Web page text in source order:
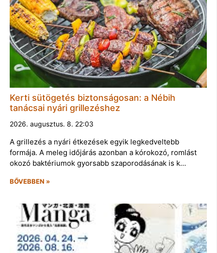
Kerti sütögetés biztonságosan: a Nébih
tanácsai nyári grillezéshez
2026. augusztus. 8. 22:03
A grillezés a nyári étkezések egyik legkedveltebb
formája. A meleg időjárás azonban a kórokozó, romlást
okozó baktériumok gyorsabb szaporodásának is k…
BŐVEBBEN »